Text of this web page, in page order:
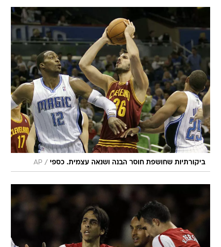
ביקורתיות שחושפת חוסר הבנה ושנאה עצמית. כספי /
AP